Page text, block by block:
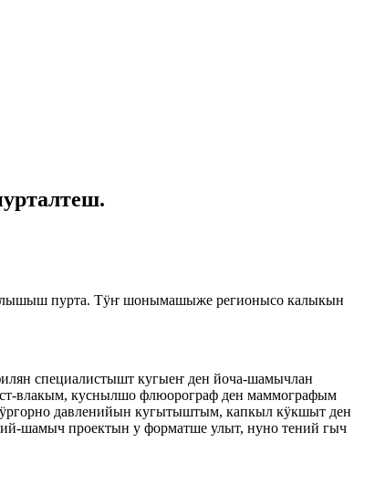
пурта. Тӱҥ шонымашыже регионысо калыкын
специалистышт кугыеҥ ден йоча-шамычлан
влакым, куснылшо флюорограф ден маммографым
давленийын кугытыштым, капкыл кӱкшыт ден
шамыч проектын у форматше улыт, нуно тений гыч